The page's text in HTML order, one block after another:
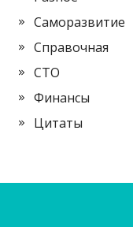
Саморазвитие
Справочная
СТО
Финансы
Цитаты